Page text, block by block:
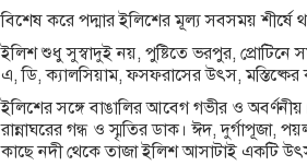
বিশেষ করে পদ্মার ইলিশের মূল্য সবসময় শীর্ষে
ইলিশ শুধু সুস্বাদুই নয়, পুষ্টিতে ভরপুর, প্রোটিনে
এ, ডি, ক্যালসিয়াম, ফসফরাসের উৎস, মস্তিষ্কের
ইলিশের সঙ্গে বাঙালির আবেগ গভীর ও
রান্নাঘরের গন্ধ ও স্মৃতির ডাক। ঈদ,
কাছে নদী থেকে তাজা ইলিশ আসাটাই একটি